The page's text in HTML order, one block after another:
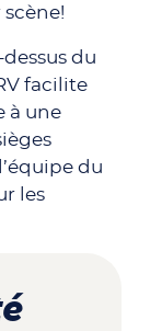
du
facilite
à une
du
les